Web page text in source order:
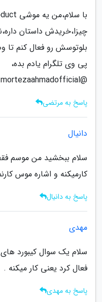
چیزا،خریدش داستان
بلوتوسش رو فعال کنم تا
پی وی تلگرام یادم بده،
@mortezaahmadofficial
پاسخ به مرتضی
دانیال
سلام ببخشید من موسم
کارمیکنه و اشاره موس
پاسخ به دانیال
مهدی
سلام یک سوال کیبورد
فعال کرد یعنی کار میکنه .
پاسخ به مهدی